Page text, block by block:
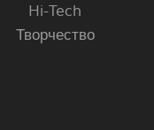
Hi-Tech
Творчество